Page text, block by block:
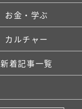
お金・学ぶ
カルチャー
新着記事一覧